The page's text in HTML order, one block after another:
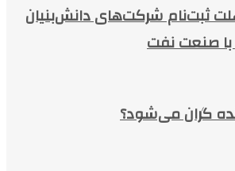
ثبت‌نام شرکت‌های دانش‌بنیان
با صنعت نفت
گران می‌شود؟